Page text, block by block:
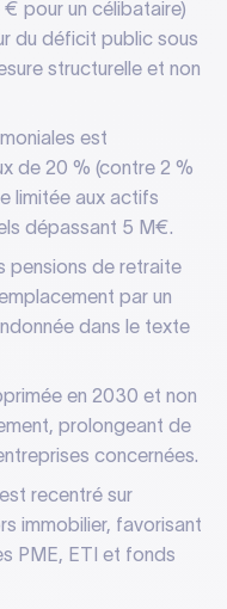
pour un célibataire)
du déficit public sous
structurelle et non
est
de 20 % (contre 2 %
limitée aux actifs
dépassant 5 M€.
pensions de retraite
par un
dans le texte
en 2030 et non
prolongeant de
concernées.
recentré sur
immobilier, favorisant
PME, ETI et fonds